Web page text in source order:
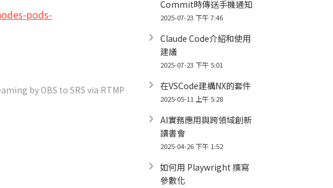
pods-
by OBS to SRS via RTMP
Commit時傳送手機通知
2025-07-23 下午 7:46
Claude Code介紹和使用
建議
2025-07-23 下午 5:01
在VSCode建構NX的套件
2025-05-11 上午 5:28
AI實務應用與跨領域創新
讀書會
2025-04-26 下午 1:52
如何用 Playwright 撰寫
參數化